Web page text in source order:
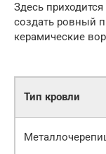
Здесь
создать ровный
керамические
Тип кровли